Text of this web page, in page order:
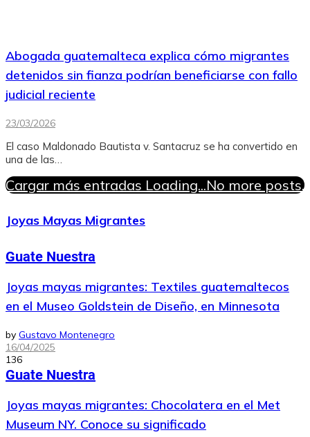
Abogada guatemalteca explica cómo migrantes
detenidos sin fianza podrían beneficiarse con fallo
judicial reciente
23/03/2026
El caso Maldonado Bautista v. Santacruz se ha convertido en
una de las…
Cargar más entradas Loading...No more posts.
Joyas Mayas Migrantes
Guate Nuestra
Joyas mayas migrantes: Textiles guatemaltecos
en el Museo Goldstein de Diseño, en Minnesota
by Gustavo Montenegro
16/04/2025
136
Guate Nuestra
Joyas mayas migrantes: Chocolatera en el Met
Museum NY. Conoce su significado